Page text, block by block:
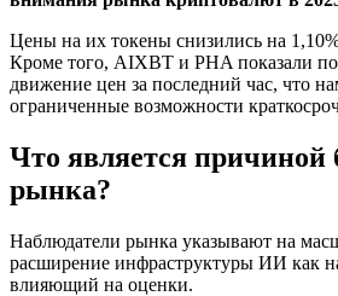
Цены на их токены снизились на
Кроме того, AIXBT и PHA показали
движение цен за последний час, что
ограниченные возможности
Что является причиной
рынка?
Наблюдатели рынка указывают на
расширение инфраструктуры ИИ как
влияющий на оценки.